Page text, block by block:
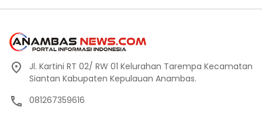
Jl. Kartini RT 02/ RW 01 Kelurahan Tarempa Kecamatan
Siantan Kabupaten Kepulauan Anambas.
081267359616